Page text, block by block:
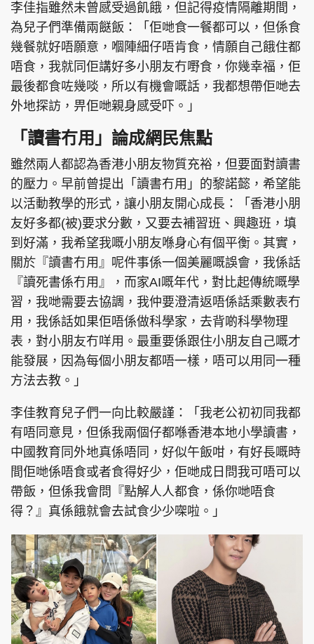
李佳指雖然未曾感受過飢餓，但記得疫情隔離期間，
為兒子們準備兩餸飯：「佢哋食一餐都可以，但係食
幾餐就好唔願意，嗰陣細仔唔肯食，情願自己餓住都
唔食，我就同佢講好多小朋友冇嘢食，你幾幸福，佢
最後都食咗幾啖，所以有機會嘅話，我都想帶佢哋去
外地探訪，畀佢哋親身感受吓。」
「讀書冇用」論成網民焦點
雖然兩人都認為香港小朋友物質充裕，但要面對讀書
的壓力。早前曾提出「讀書冇用」的黎諾懿，希望能
以活動教學的形式，讓小朋友開心成長：「香港小朋
友好多都(被)要求分數，又要去補習班、興趣班，填
到好滿，我希望我嘅小朋友喺身心有個平衡。其實，
關於『讀書冇用』呢件事係一個美麗嘅誤會，我係話
『讀死書係冇用』，而家AI嘅年代，對比起傳統嘅學
習，我哋需要去協調，我仲要澄清返唔係話乘數表冇
用，我係話如果佢唔係做科學家，去背啲科學物理
表，對小朋友冇咩用。最重要係跟住小朋友自己嘅才
能發展，因為每個小朋友都唔一樣，唔可以用同一種
方法去教。」
李佳教育兒子們一向比較嚴謹：「我老公初初同我都
有唔同意見，但係我兩個仔都喺香港本地小學讀書，
中國教育同外地真係唔同，好似午飯咁，有好長嘅時
間佢哋係唔食或者食得好少，佢哋成日問我可唔可以
帶飯，但係我會問『點解人人都食，係你哋唔食
得？』真係餓就會去試食少少㗎啦。」